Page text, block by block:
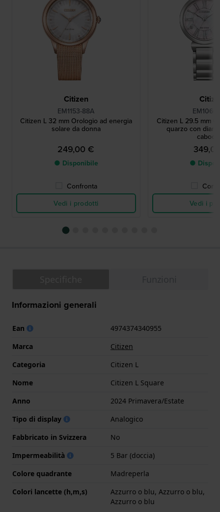
Citizen
EM1153-88A
Citizen L 32 mm Orologio ad energia
solare da donna
249,00 €
● Disponibile
Confronta
Vedi i prodotti
Citizen L 29.5 mm
quarzo con
●
Vedi i
Informazioni generali
Ean
4974374340955
Marca
Citizen
Categoria
Citizen L
Nome
Citizen L Square
Anno
2024 Primavera/Estate
Tipo di display
Analogico
Fabbricato in Svizzera
No
Impermeabilità
5 Bar (doccia)
Colore quadrante
Madreperla
Colori lancette (h,m,s)
Azzurro o blu, Azzurro o blu,
Azzurro o blu